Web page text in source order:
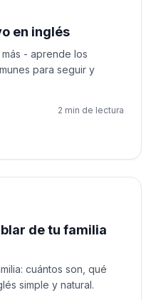
en inglés
- aprende los
para seguir y
2 min de lectura
de tu familia
cuántos son, qué
simple y natural.